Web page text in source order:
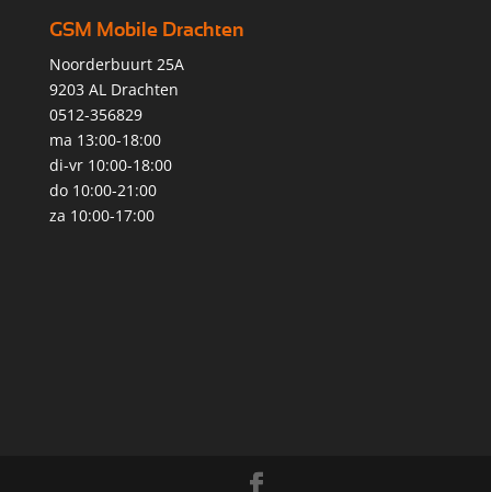
GSM Mobile Drachten
Noorderbuurt 25A
9203 AL Drachten
0512-356829
ma 13:00-18:00
di-vr 10:00-18:00
do 10:00-21:00
za 10:00-17:00